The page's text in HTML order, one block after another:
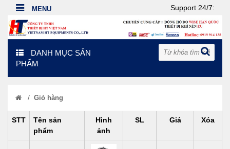
Support 24/7:
DANH MỤC SẢN
PHẨM
/ Giỏ hàng
STT
Tên sản
phẩm
Hình
ảnh
SL Giá Xóa